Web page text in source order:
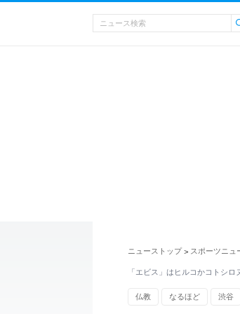
ニューストップ > スポーツニュ
「エビス」はヒルコかコトシ
仏教 なるほど 渋谷